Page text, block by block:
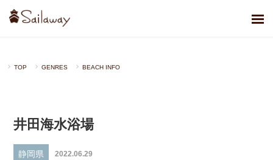
TOP GENRES BEACH INFO
井田海水浴場
静岡県 2022.06.29